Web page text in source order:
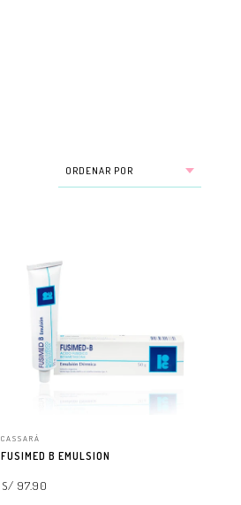
CASSARÁ
FUSIMED B EMULSION
S/ 97.90